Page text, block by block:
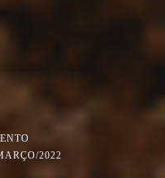
2022